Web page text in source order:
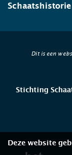
Schaatshistorie
Dit is een
Stichting
Deze website